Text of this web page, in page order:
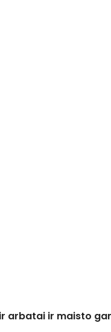
arbatai ir maisto